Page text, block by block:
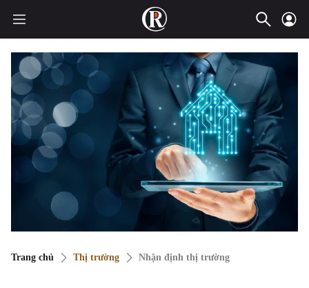
Trang chủ Thị trường Nhận định thị trường